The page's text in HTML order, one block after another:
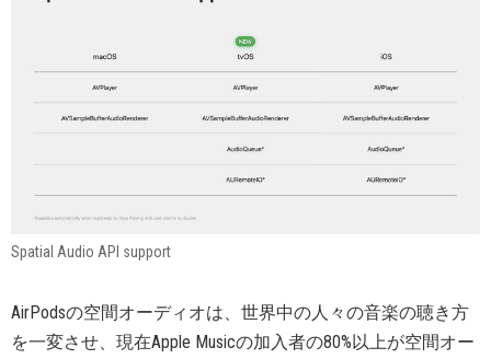
Spatial Audio API support
AirPodsの空間オーディオは、世界中の人々の音楽の聴き方
を一変させ、現在Apple Musicの加入者の80%以上が空間オー